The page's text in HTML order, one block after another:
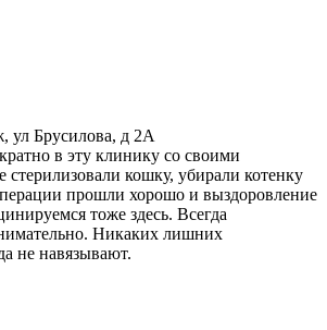
ул Брусилова, д 2А
в эту клинику со своими
кошку, убирали котенку
прошли хорошо и выздоровление
тоже здесь. Всегда
Никаких лишних
не навязывают.